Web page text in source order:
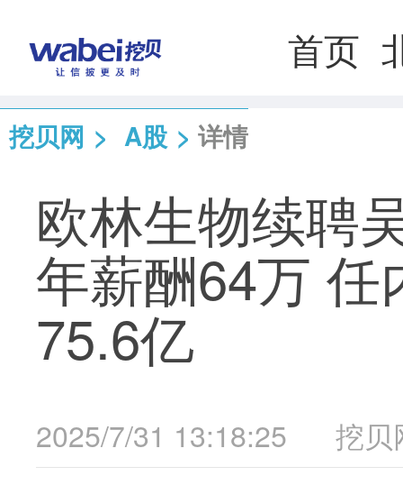
首页
挖贝网 > A股 > 详情
欧林生物续聘
年薪酬64万
75.6亿
2025/7/31 13:18:25 挖贝